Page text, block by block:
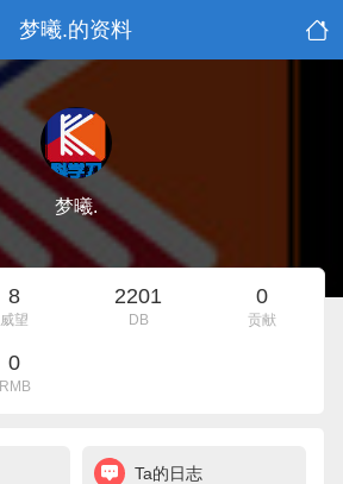
梦曦.的资料
梦曦.
8
威望
2201
DB
0
贡献
0
RMB
Ta的日志